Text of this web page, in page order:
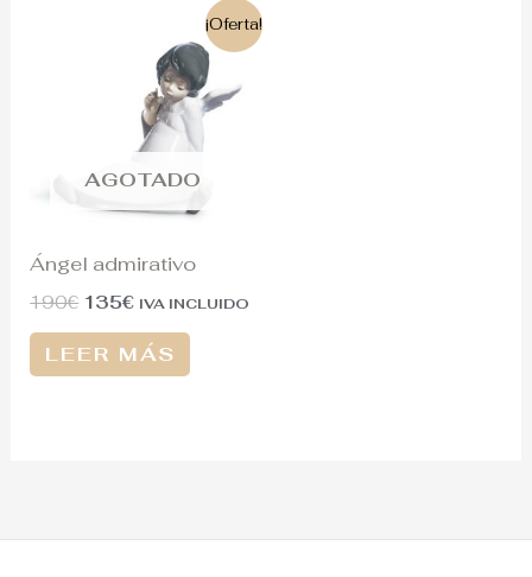
¡Oferta!
AGOTADO
Ángel admirativo
190€ 135€
precio
actual
es:
135€.
IVA INCLUIDO
LEER MÁS